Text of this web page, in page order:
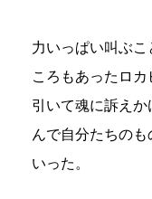
力いっぱい叫ぶ
ころもあったロカ
引いて魂に訴え
んで自分たちの
いった。